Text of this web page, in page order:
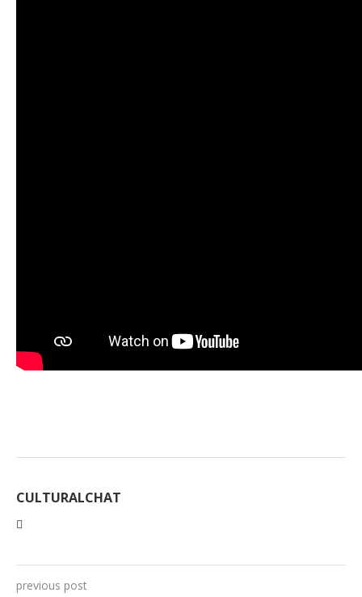
CULTURALCHAT
previous post